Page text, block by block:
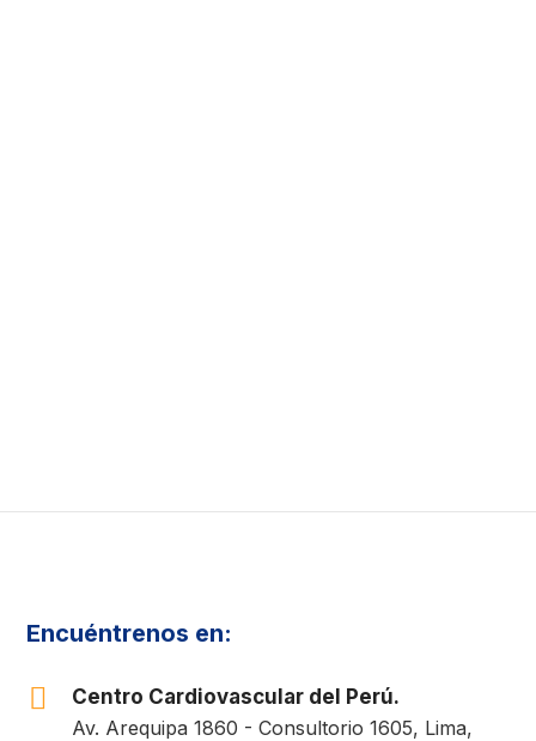
Encuéntrenos en:
Centro Cardiovascular del Perú.
Av. Arequipa 1860 - Consultorio 1605, Lima,